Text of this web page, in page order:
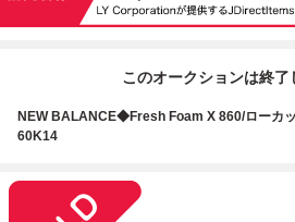
このオークションは終了
NEW BALANCE◆Fresh Foam X 860/ローカ
60K14